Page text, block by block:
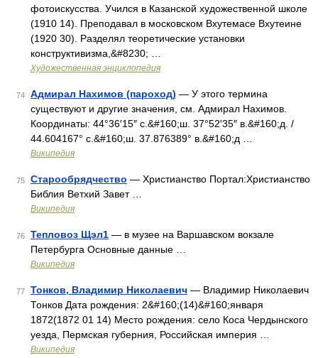
фотоискусства. Учился в Казанской художественной школе
(1910 14). Преподавал в московском Вхутемасе Вхутеине
(1920 30). Разделял теоретические установки
конструктивизма,&#8230; …
Художественная энциклопедия
74 Адмирал Нахимов (пароход) — У этого термина
существуют и другие значения, см. Адмирал Нахимов.
Координаты: 44°36′15″ с.&#160;ш. 37°52′35″ в.&#160;д. /
44.604167° с.&#160;ш. 37.876389° в.&#160;д …
Википедия
75 Старообрядчество — Христианство Портал:Христианство
Библия Ветхий Завет …
Википедия
76 Тепловоз Щэл1 — в музее на Варшавском вокзале
Петербурга Основные данные …
Википедия
77 Тонков, Владимир Николаевич — Владимир Николаевич
Тонков Дата рождения: 2&#160;(14)&#160;января
1872(1872 01 14) Место рождения: село Коса Чердынского
уезда, Пермская губерния, Российская империя …
Википедия